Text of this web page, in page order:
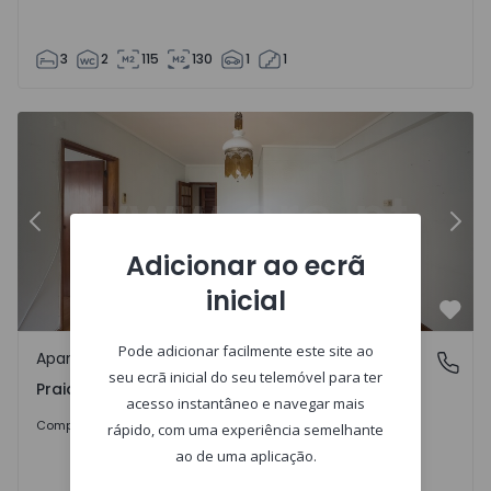
3 2 115 130 1 1
Apartamento T3 Ílhavo, Praia Da Barra - 1541865 - 4
Anterior
Praia Da Barra, Ílhavo
Apartamento
Praia Da Barra, Ílhavo
Comprar Sob Consulta
Adicionar ao ecrã
inicial
Pode adicionar facilmente este site ao
seu ecrã inicial do seu telemóvel para ter
acesso instantâneo e navegar mais
rápido, com uma experiência semelhante
ao de uma aplicação.